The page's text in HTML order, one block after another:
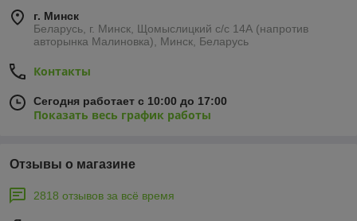
г. Минск
Беларусь, г. Минск, Щомыслицкий с/с 14А (напротив
авторынка Малиновка), Минск, Беларусь
Контакты
Сегодня работает с 10:00 до 17:00
Показать весь график работы
Отзывы о магазине
2818 отзывов за всё время